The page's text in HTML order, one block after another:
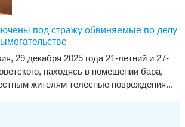
под стражу обвиняемые по делу
29 декабря 2025 года 21-летний и 27-
находясь в помещении бара,
жителям телесные повреждения...